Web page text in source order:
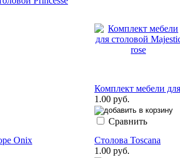
Комплект мебели
1.00 руб.
Сравнить
Onix
Столова Toscana
1.00 руб.